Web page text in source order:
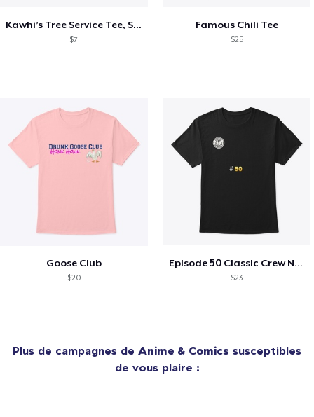
Kawhi’s Tree Service Tee, Shirts, Mug
$7
Famous Chili Tee
$25
Goose Club
$20
Episode 50 Classic Crew Neck T-Shirt
$23
Plus de campagnes de Anime & Comics susceptibles
de vous plaire :